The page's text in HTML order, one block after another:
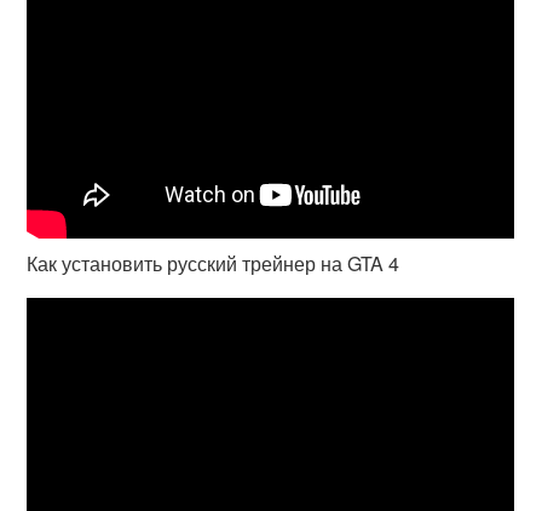
Как установить русский трейнер на GTA 4